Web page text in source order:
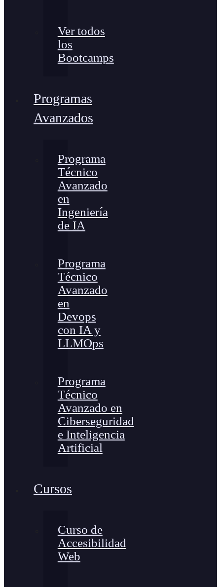
Ver todos
los
Bootcamps
Programas
Avanzados
Programa
Técnico
Avanzado
en
Ingeniería
de IA
Programa
Técnico
Avanzado
en
Devops
con IA y
LLMOps
Programa
Técnico
Avanzado en
Ciberseguridad
e Inteligencia
Artificial
Cursos
Curso de
Accesibilidad
Web